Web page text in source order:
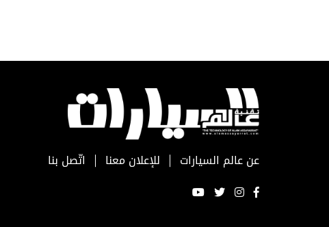
عن عالم السيارات للإعلان معنا اتّصل بنا